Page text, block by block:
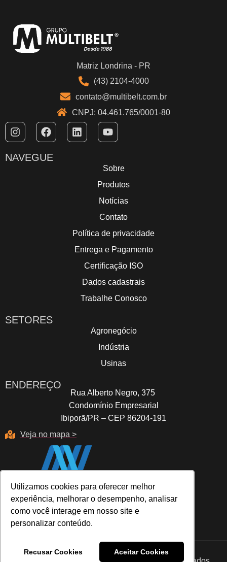
Utilizamos cookies para oferecer melhor
experiência, melhorar o desempenho, analisar
como você interage em nosso site e
personalizar conteúdo.
Recusar Cookies Aceitar Cookies
Utilizamos cookies para oferecer melhor
experiência, melhorar o desempenho, analisar
como você interage em nosso site e
personalizar conteúdo.
Recusar Cookies Aceitar Cookies
Matriz Londrina - PR
(43) 2104-4000
contato@multibelt.com.br
CNPJ: 04.461.765/0001-80
NAVEGUE
Sobre
Produtos
Notícias
Contato
Política de privacidade
Entrega e Pagamento
Certificação ISO
Dados cadastrais
Trabalhe Conosco
SETORES
Agronegócio
Indústria
Usinas
ENDEREÇO
Rua Alberto Negro, 375
Condomínio Empresarial
Ibiporã/PR – CEP 86204-191
Veja no mapa >